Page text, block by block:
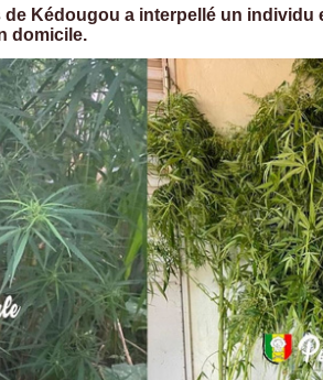
Kédougou a interpellé un
domicile.